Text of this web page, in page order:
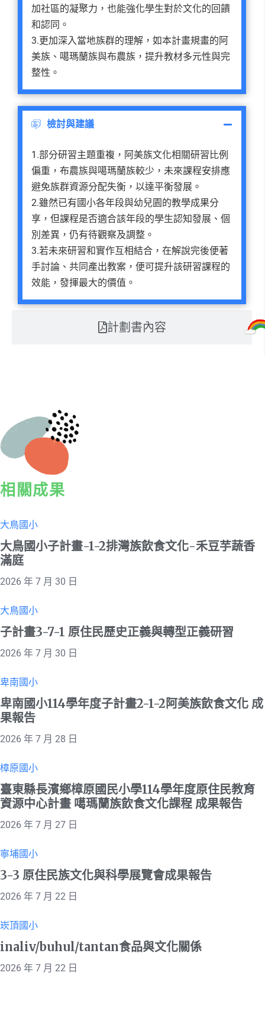
計劃書內容
加社區的凝聚力，也能強化學生對於文化的回饋
和認同。
3.更加深入當地族群的理解，如本計畫規畫的阿
美族、噶瑪蘭族與布農族，提升教材多元性與完
整性。
檢討與建議
1.部分研習主題重複，阿美族文化相關研習比例
偏重，布農族與噶瑪蘭族較少，未來課程安排應
避免族群資源分配失衡，以達平衡發展。
2.雖然已有國小各年段與幼兒園的教學成果分
享，但課程是否適合該年段的學生認知發展、個
別差異，仍有待觀察及調整。
3.若未來研習和實作互相結合，在解說完後便著
手討論、共同產出教案，便可提升該研習課程的
效能，發揮最大的價值。
相關成果
大鳥國小
大鳥國小子計畫-1-2排灣族飲食文化-禾豆芋蔬香
滿庭
2026 年 7 月 30 日
大鳥國小
子計畫3-7-1 原住民歷史正義與轉型正義研習
2026 年 7 月 30 日
卑南國小
卑南國小114學年度子計畫2-1-2阿美族飲食文化 成
果報告
2026 年 7 月 28 日
樟原國小
臺東縣長濱鄉樟原國民小學114學年度原住民教育
資源中心計畫 噶瑪蘭族飲食文化課程 成果報告
2026 年 7 月 27 日
寧埔國小
3-3 原住民族文化與科學展覽會成果報告
2026 年 7 月 22 日
崁頂國小
inaliv/buhul/tantan食品與文化關係
2026 年 7 月 22 日